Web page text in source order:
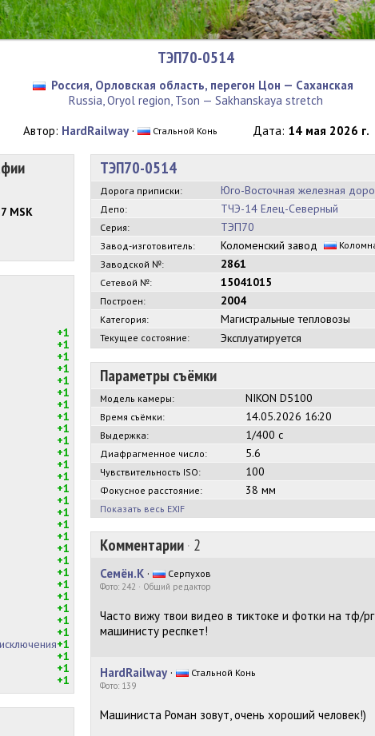
ТЭП70-0514
Россия, Орловская область, перегон Цон — Саханская
Russia, Oryol region, Tson — Sakhanskaya stretch
Автор: HardRailway· Стальной Конь Дата: 14 мая 2026 г.
MSK
+1
+1
+1
+1
+1
+1
+1
+1
+1
+1
+1
+1
+1
+1
+1
+1
+1
+1
+1
+1
+1
+1
+1
+1
+1
+1
+1
+1
+1
+1
ТЭП70-0514
Дорога приписки: Юго-Восточная железная
Депо: ТЧЭ-14 Елец-Северный
Серия: ТЭП70
Завод-изготовитель: Коломенский завод
Заводской №:
2861
Сетевой №: 15041015
Построен: 2004
Категория: Магистральные тепловозы
Текущее состояние: Эксплуатируется
Параметры съёмки
Модель камеры: NIKON D5100
Время съёмки: 14.05.2026 16:20
Выдержка: 1/400 с
Диафрагменное число: 5.6
Чувствительность ISO: 100
Фокусное расстояние: 38 мм
Показать весь EXIF
Комментарии· 2
Семëн.К · Серпухов
Фото: 242 · Общий редактор
Часто вижу твои видео в тиктоке и фотки на тф/
машинисту респкет!
HardRailway · Стальной Конь
Фото: 139
Машиниста Роман зовут, очень хороший человек!)